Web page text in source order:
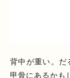
背中が重い。だ
甲骨にあるかも